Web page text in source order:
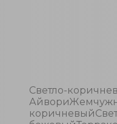
Светло-
Айвори
коричневый